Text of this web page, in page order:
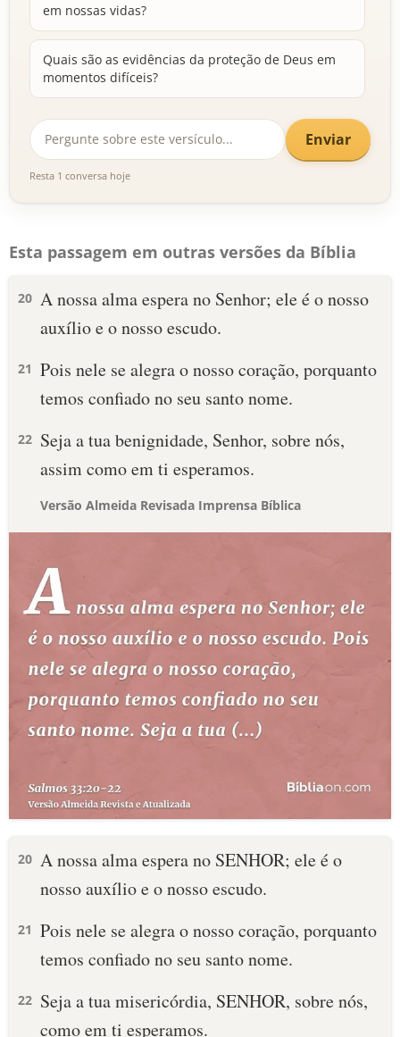
em nossas vidas?
Quais são as evidências da proteção de Deus em
momentos difíceis?
Enviar
Resta 1 conversa hoje
Esta passagem em outras versões da Bíblia
20 A nossa alma espera no Senhor; ele é o nosso
auxílio e o nosso escudo.
21 Pois nele se alegra o nosso coração, porquanto
temos confiado no seu santo nome.
22 Seja a tua benignidade, Senhor, sobre nós,
assim como em ti esperamos.
Versão Almeida Revisada Imprensa Bíblica
20 A nossa alma espera no SENHOR; ele é o
nosso auxílio e o nosso escudo.
21 Pois nele se alegra o nosso coração, porquanto
temos confiado no seu santo nome.
22 Seja a tua misericórdia, SENHOR, sobre nós,
como em ti esperamos.